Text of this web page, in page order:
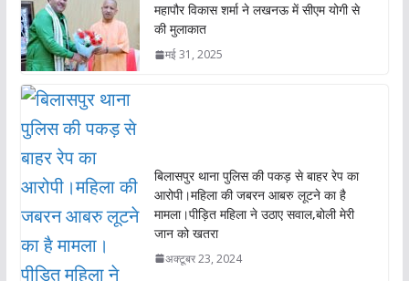
महापौर विकास शर्मा ने लखनऊ में सीएम योगी से
की मुलाकात
मई 31, 2025
बिलासपुर थाना पुलिस की पकड़ से बाहर रेप का
आरोपी।महिला की जबरन आबरु लूटने का है
मामला।पीड़ित महिला ने उठाए सवाल,बोली मेरी
जान को खतरा
अक्टूबर 23, 2024